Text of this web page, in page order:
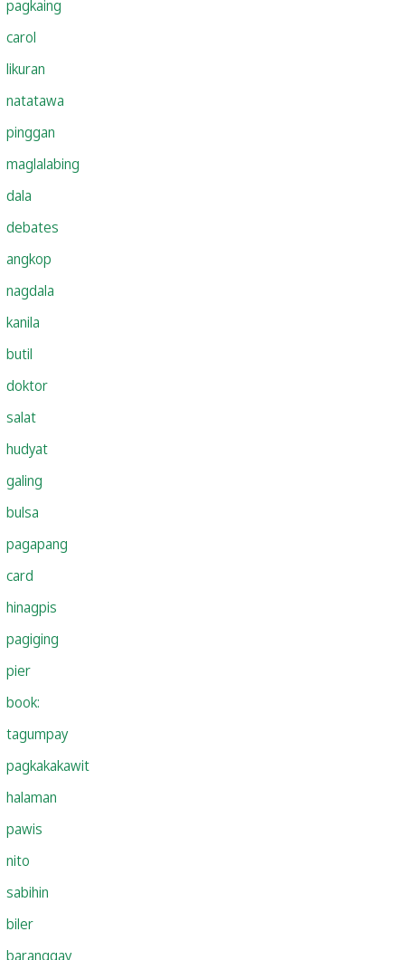
pagkaing
carol
likuran
natatawa
pinggan
maglalabing
dala
debates
angkop
nagdala
kanila
butil
doktor
salat
hudyat
galing
bulsa
pagapang
card
hinagpis
pagiging
pier
book:
tagumpay
pagkakakawit
halaman
pawis
nito
sabihin
biler
baranggay